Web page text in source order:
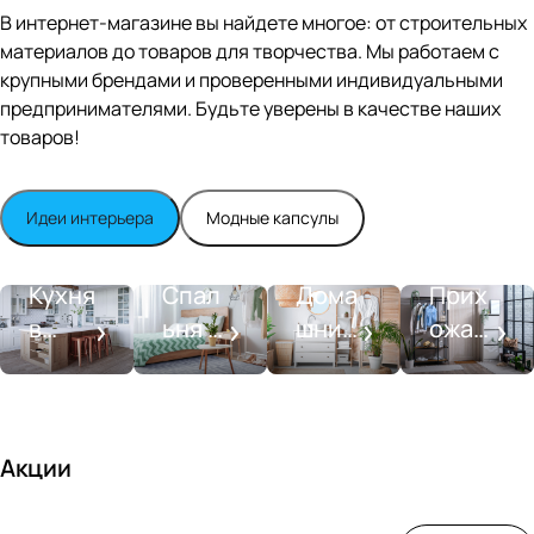
n
Whit
e
satin
В интернет-магазине вы найдете многое: от строительных
материалов до товаров для творчества. Мы работаем с
крупными брендами и проверенными индивидуальными
предпринимателями. Будьте уверены в качестве наших
товаров!
Идеи интерьера Модные капсулы
Кухня
в
стиле
Спал
ьня в
совре
Дома
шний
SPA-
Прих
ожая
со
Акции